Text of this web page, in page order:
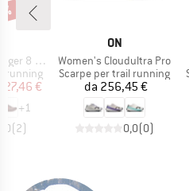
8 GTX
running
ridotto
€
+1
(2)
MARCHIO
ON
Articolo
Women's Cloudultra Pro
Gruppo di prodotti
Scarpe per trail running
Prezzo
da 256,45 €
0,0(0)